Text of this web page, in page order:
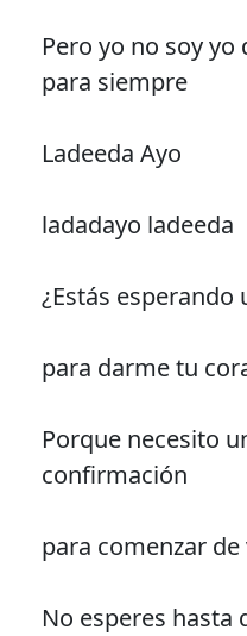
Pero yo no soy yo
para siempre
Ladeeda Ayo
ladadayo ladeeda
¿Estás esperando
para darme tu
Porque necesito
confirmación
para comenzar de
No esperes hasta